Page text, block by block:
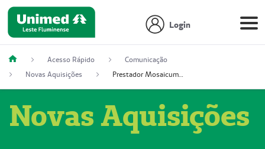
Login
Acesso Rápido
Comunicação
Novas Aquisições
Prestador Mosaicum Espaço Clínico Eireli (51004355-5)
Novas Aquisições